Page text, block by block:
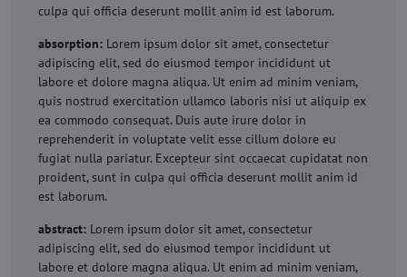
culpa qui officia deserunt mollit anim id est laborum.
absorption: Lorem ipsum dolor sit amet, consectetur
adipiscing elit, sed do eiusmod tempor incididunt ut
labore et dolore magna aliqua. Ut enim ad minim veniam,
quis nostrud exercitation ullamco laboris nisi ut aliquip ex
ea commodo consequat. Duis aute irure dolor in
reprehenderit in voluptate velit esse cillum dolore eu
fugiat nulla pariatur. Excepteur sint occaecat cupidatat non
proident, sunt in culpa qui officia deserunt mollit anim id
est laborum.
abstract: Lorem ipsum dolor sit amet, consectetur
adipiscing elit, sed do eiusmod tempor incididunt ut
labore et dolore magna aliqua. Ut enim ad minim veniam,